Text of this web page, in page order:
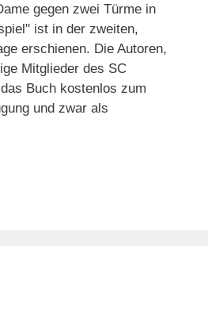
gegen zwei Türme in
ist in der zweiten,
erschienen. Die Autoren,
Mitglieder des SC
Buch kostenlos zum
und zwar als